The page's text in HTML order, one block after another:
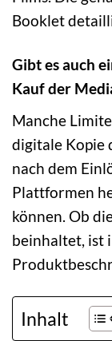
Booklet
Gibt es auch
Kauf der
Manche
digitale Kopie
nach dem
Plattformen
können. Ob
beinhaltet, ist
Inhalt